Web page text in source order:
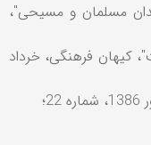
مسلمان و مسيحی"،
کيهان فرهنگی، خرداد